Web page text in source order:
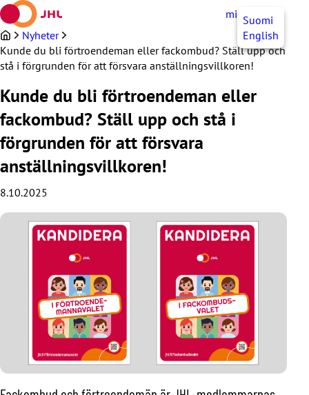
Hoppa
till
innehållet
mittJHL SV
Suomi
English
Nyheter
Kunde du bli förtroendeman eller fackombud? Ställ upp och
stå i förgrunden för att försvara anställningsvillkoren!
Kunde du bli förtroendeman eller
fackombud? Ställ upp och stå i
förgrunden för att försvara
anställningsvillkoren!
8.10.2025